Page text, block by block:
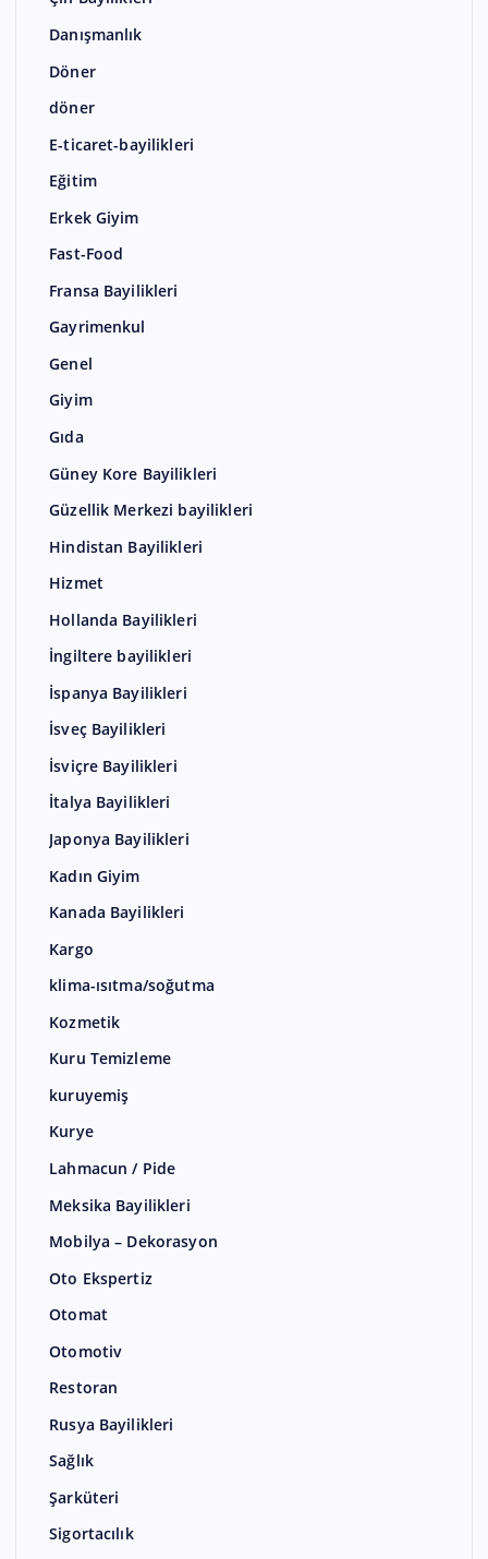
Danışmanlık
Döner
döner
E-ticaret-bayilikleri
Eğitim
Erkek Giyim
Fast-Food
Fransa Bayilikleri
Gayrimenkul
Genel
Giyim
Gıda
Güney Kore Bayilikleri
Güzellik Merkezi bayilikleri
Hindistan Bayilikleri
Hizmet
Hollanda Bayilikleri
İngiltere bayilikleri
İspanya Bayilikleri
İsveç Bayilikleri
İsviçre Bayilikleri
İtalya Bayilikleri
Japonya Bayilikleri
Kadın Giyim
Kanada Bayilikleri
Kargo
klima-ısıtma/soğutma
Kozmetik
Kuru Temizleme
kuruyemiş
Kurye
Lahmacun / Pide
Meksika Bayilikleri
Mobilya – Dekorasyon
Oto Ekspertiz
Otomat
Otomotiv
Restoran
Rusya Bayilikleri
Sağlık
Şarküteri
Sigortacılık